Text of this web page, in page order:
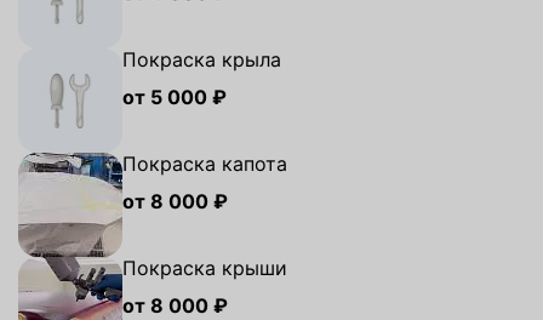
Покраска крыла
от 5 000 ₽
Покраска капота
от 8 000 ₽
Покраска крыши
от 8 000 ₽